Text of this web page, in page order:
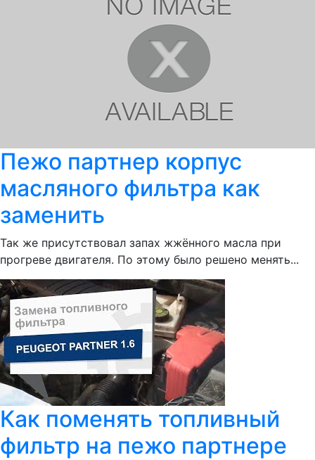
Пежо партнер корпус
масляного фильтра как
заменить
Так же присутствовал запах жжённого масла при
прогреве двигателя. По этому было решено менять...
Как поменять топливный
фильтр на пежо партнере